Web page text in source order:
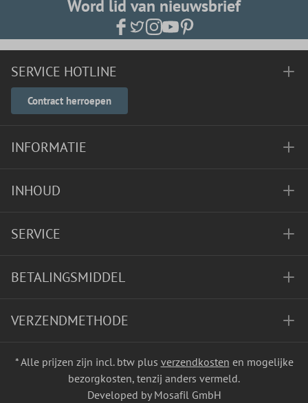
Word lid van nieuwsbrief
SERVICE HOTLINE
Contract herroepen
INFORMATIE
INHOUD
SERVICE
BETALINGSMIDDEL
VERZENDMETHODE
* Alle prijzen zijn incl. btw plus verzendkosten en mogelijke
bezorgkosten, tenzij anders vermeld.
Developed by Mosafil GmbH